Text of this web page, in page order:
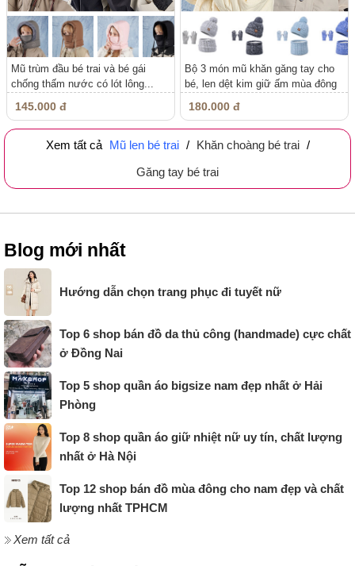
Mũ trùm đầu bé trai và bé gái
chống thấm nước có lót lông...
145.000 đ
Bộ 3 món mũ khăn găng tay cho
bé, len dệt kim giữ ấm mùa đông
180.000 đ
Xem tất cả Mũ len bé trai / Khăn choàng bé trai /
Găng tay bé trai
Blog mới nhất
Hướng dẫn chọn trang phục đi tuyết nữ
Top 6 shop bán đồ da thủ công (handmade) cực chất
ở Đồng Nai
Top 5 shop quần áo bigsize nam đẹp nhất ở Hải
Phòng
Top 8 shop quần áo giữ nhiệt nữ uy tín, chất lượng
nhất ở Hà Nội
Top 12 shop bán đồ mùa đông cho nam đẹp và chất
lượng nhất TPHCM
Xem tất cả